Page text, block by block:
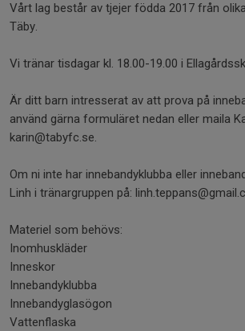
Vårt lag består av tjejer födda 2017 från
Täby.
Vi tränar tisdagar kl. 18.00-19.00 i
Är ditt barn intresserat av att prova på
använd gärna formuläret nedan eller maila
karin@tabyfc.se.
Om ni inte har innebandyklubba eller
Linh i tränargruppen på:
Materiel som behövs:
Inomhuskläder
Inneskor
Innebandyklubba
Innebandyglasögon
Vattenflaska